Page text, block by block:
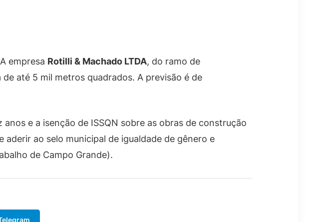
empresa Rotilli & Machado LTDA, do ramo de
até 5 mil metros quadrados. A previsão é de
e a isenção de ISSQN sobre as obras de construção
ao selo municipal de igualdade de gênero e
de Campo Grande).